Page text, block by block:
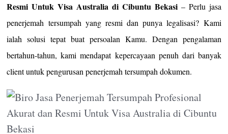
Resmi Untuk Visa Australia di Cibuntu Bekasi– Perlu jasa
penerjemah tersumpah yang resmi dan punya legalisasi? Kami
ialah solusi tepat buat persoalan Kamu. Dengan pengalaman
bertahun-tahun, kami mendapat kepercayaan penuh dari banyak
client untuk pengurusan penerjemah tersumpah dokumen.